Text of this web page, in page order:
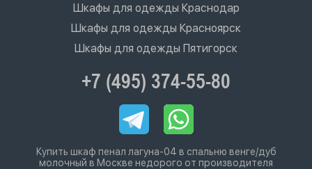
Шкафы для одежды Краснодар
Шкафы для одежды Красноярск
Шкафы для одежды Пятигорск
+7 (495) 374-55-80
Купить шкаф пенал лагуна-04 в спальню венге/дуб
молочный в Москве недорого от производителя